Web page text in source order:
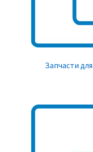
Запчасти